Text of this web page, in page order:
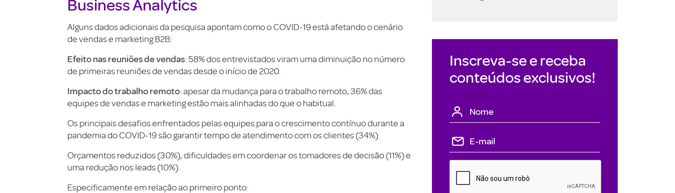
Business Analytics
Alguns dados adicionais da pesquisa apontam como o COVID-19 está afetando o cenário
de vendas e marketing B2B:
Efeito nas reuniões de vendas: 58% dos entrevistados viram uma diminuição no número
de primeiras reuniões de vendas desde o início de 2020.
Impacto do trabalho remoto: apesar da mudança para o trabalho remoto, 36% das
equipes de vendas e marketing estão mais alinhadas do que o habitual.
Os principais desafios enfrentados pelas equipes para o crescimento contínuo durante a
pandemia do COVID-19 são garantir tempo de atendimento com os clientes (34%).
Orçamentos reduzidos (30%), dificuldades em coordenar os tomadores de decisão (11%) e
uma redução nos leads (10%).
Especificamente em relação ao primeiro ponto:
Inscreva-se e receba
conteúdos exclusivos!